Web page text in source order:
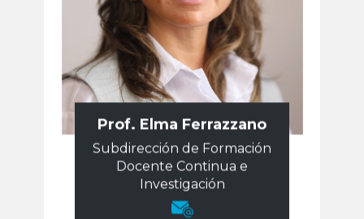
Prof. Elma Ferrazzano
Subdirección de Formación
Docente Continua e
Investigación